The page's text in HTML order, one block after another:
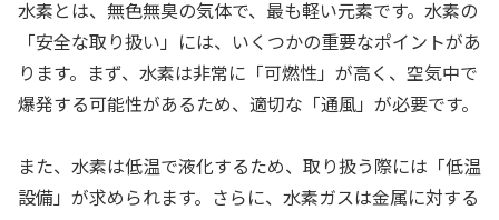
水素とは、無色無臭の気体で、最も軽い元素です。水素の
「安全な取り扱い」には、いくつかの重要なポイントがあ
ります。まず、水素は非常に「可燃性」が高く、空気中で
爆発する可能性があるため、適切な「通風」が必要です。
また、水素は低温で液化するため、取り扱う際には「低温
設備」が求められます。さらに、水素ガスは金属に対する